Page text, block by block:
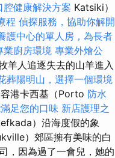
健康解決方案 Katsiki）
程 偵探服務，協助你解開
護中心的單人房，為長者
業廚房環境 專業外燴公
羊人追逐失去的山羊進入
葬陽明山，選擇一個環境
港卡西基（Porto 防水
足您的口味 新店護理之
）沿海度假的象
）郊區擁有美味的白
，因為過了一會兒，她的